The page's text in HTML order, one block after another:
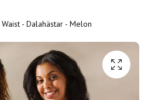
- Dalahästar - Melon